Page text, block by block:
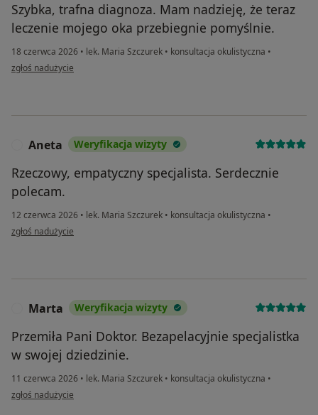
Szybka, trafna diagnoza. Mam nadzieję, że teraz
leczenie mojego oka przebiegnie pomyślnie.
18 czerwca 2026 • lek. Maria Szczurek • konsultacja okulistyczna •
w opinii użytkownika RK
zgłoś nadużycie
Aneta Weryfikacja wizyty
Rzeczowy, empatyczny specjalista. Serdecznie
polecam.
12 czerwca 2026 • lek. Maria Szczurek • konsultacja okulistyczna •
w opinii użytkownika Aneta
zgłoś nadużycie
Marta Weryfikacja wizyty
Przemiła Pani Doktor. Bezapelacyjnie specjalistka
w swojej dziedzinie.
11 czerwca 2026 • lek. Maria Szczurek • konsultacja okulistyczna •
w opinii użytkownika Marta
zgłoś nadużycie